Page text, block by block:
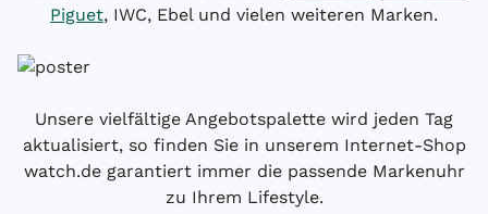
Piguet, IWC, Ebel und vielen weiteren Marken.
Unsere vielfältige Angebotspalette wird jeden Tag
aktualisiert, so finden Sie in unserem Internet-Shop
watch.de garantiert immer die passende Markenuhr
zu Ihrem Lifestyle.